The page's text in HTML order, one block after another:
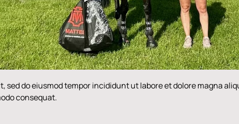
do eiusmod tempor incididunt ut labore et dolore magna
consequat.